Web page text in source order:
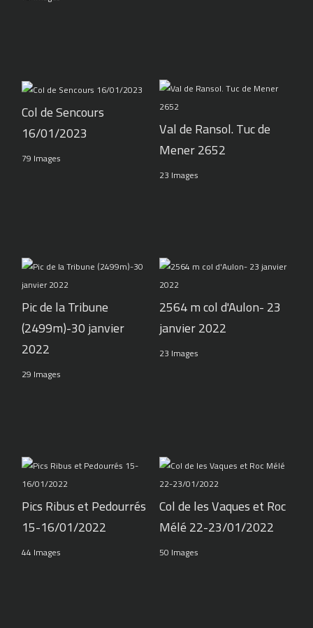
Col de Sencours
16/01/2023
79 Images
Val de Ransol. Tuc de
Mener 2652
23 Images
Pic de la Tribune
(2499m)-30 janvier
2022
29 Images
2564 m col d'Aulon- 23
janvier 2022
23 Images
Pics Ribus et Pedourrés
15-16/01/2022
44 Images
Col de les Vaques et Roc
Mélé 22-23/01/2022
50 Images